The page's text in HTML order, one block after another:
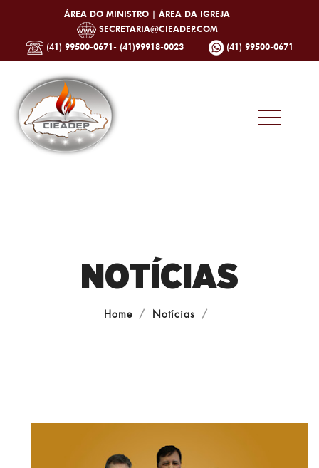
ÁREA DO MINISTRO | ÁREA DA IGREJA
SECRETARIA@CIEADEP.COM
(41) 99500-0671- (41)99918-0023
(41) 99500-0671
NOTÍCIAS
Home Notícias